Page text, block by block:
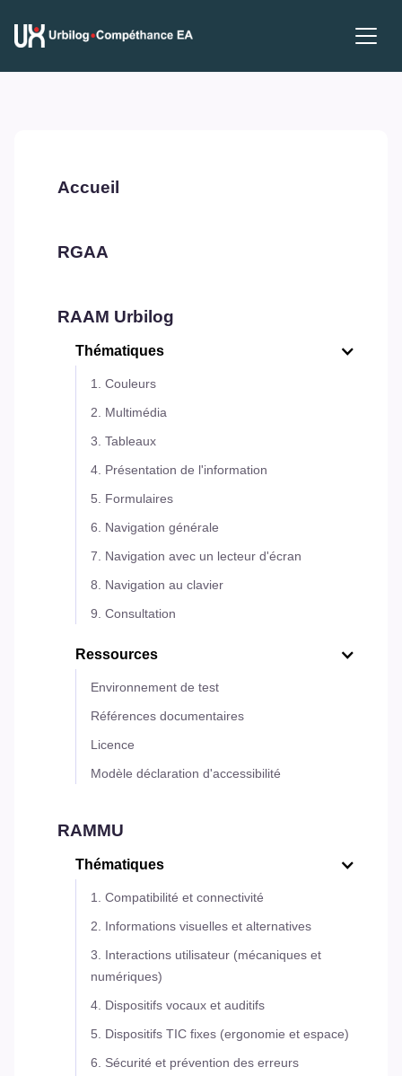
Accueil
RGAA
RAAM Urbilog
Thématiques
1. Couleurs
2. Multimédia
3. Tableaux
4. Présentation de l'information
5. Formulaires
6. Navigation générale
7. Navigation avec un lecteur d'écran
8. Navigation au clavier
9. Consultation
Ressources
Environnement de test
Références documentaires
Licence
Modèle déclaration d'accessibilité
RAMMU
Thématiques
1. Compatibilité et connectivité
2. Informations visuelles et alternatives
3. Interactions utilisateur (mécaniques et
numériques)
4. Dispositifs vocaux et auditifs
5. Dispositifs TIC fixes (ergonomie et espace)
6. Sécurité et prévention des erreurs